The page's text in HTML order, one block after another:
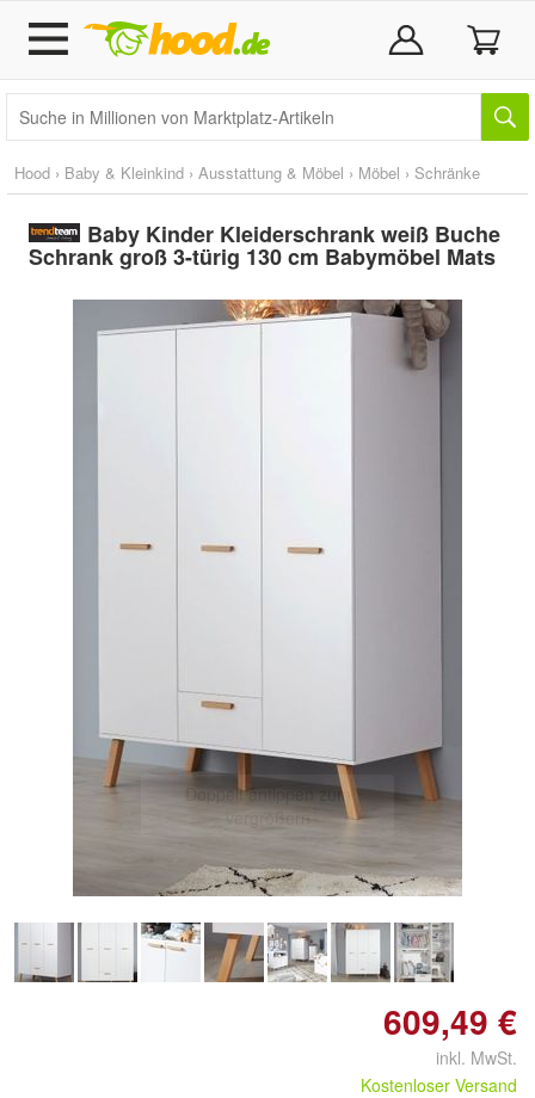
Hood › Baby & Kleinkind › Ausstattung & Möbel › Möbel › Schränke
Baby Kinder Kleiderschrank weiß Buche
Schrank groß 3-türig 130 cm Babymöbel Mats
Doppelt antippen zum
vergrößern
609,49 €
inkl. MwSt.
Kostenloser Versand